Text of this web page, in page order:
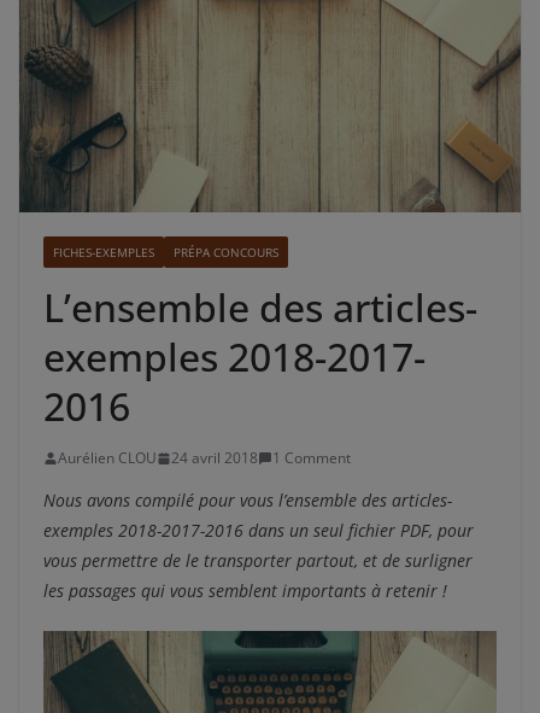
FICHES-EXEMPLES PRÉPA CONCOURS
L’ensemble des articles-
exemples 2018-2017-
2016
Aurélien CLOU 24 avril 2018 1 Comment
Nous avons compilé pour vous l’ensemble des articles-
exemples 2018-2017-2016 dans un seul fichier PDF, pour
vous permettre de le transporter partout, et de surligner
les passages qui vous semblent importants à retenir !